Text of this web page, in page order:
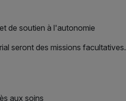
de soutien à l'autonomie
seront des missions facultatives.
aux soins